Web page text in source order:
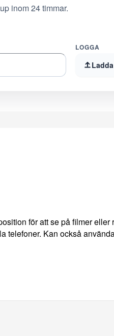
inom 24 timmar.
LOGGA
för att se på filmer eller
telefoner. Kan också